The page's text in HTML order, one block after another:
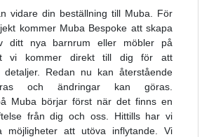
vidare din beställning till Muba. För
kommer Muba Bespoke att skapa
ditt nya barnrum eller möbler på
vi kommer direkt till dig för att
detaljer. Redan nu kan återstående
och ändringar kan göras.
Muba börjar först när det finns en
från dig och oss. Hittills har vi
möjligheter att utöva inflytande. Vi